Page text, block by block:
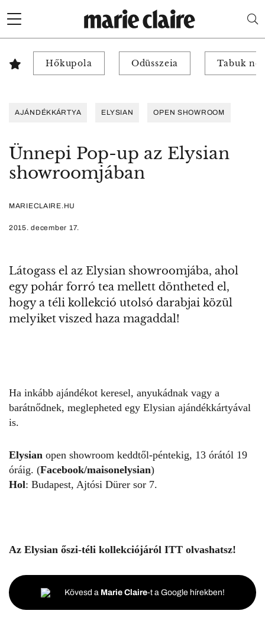
Hőkupola Odüsszeia Tabuk
AJÁNDÉKKÁRTYA ELYSIAN OPEN SHOWROOM
Ünnepi Pop-up az Elysian
showroomjában
MARIECLAIRE.HU
2015. december 17.
Látogass el az Elysian showroomjába, ahol
egy pohár forró tea mellett döntheted el,
hogy a téli kollekció utolsó darabjai közül
melyiket viszed haza magaddal!
Ha inkább ajándékot keresel, anyukádnak vagy a
barátnődnek, meglepheted egy Elysian ajándékkártyával
is.
Elysian open showroom keddtől-péntekig, 13 órától 19
óráig. (Facebook/maisonelysian)
Hol: Budapest, Ajtósi Dürer sor 7.
Az Elysian őszi-téli kollekciójáról ITT olvashatsz!
Kövesd a Marie Claire-t a Google hírekben!